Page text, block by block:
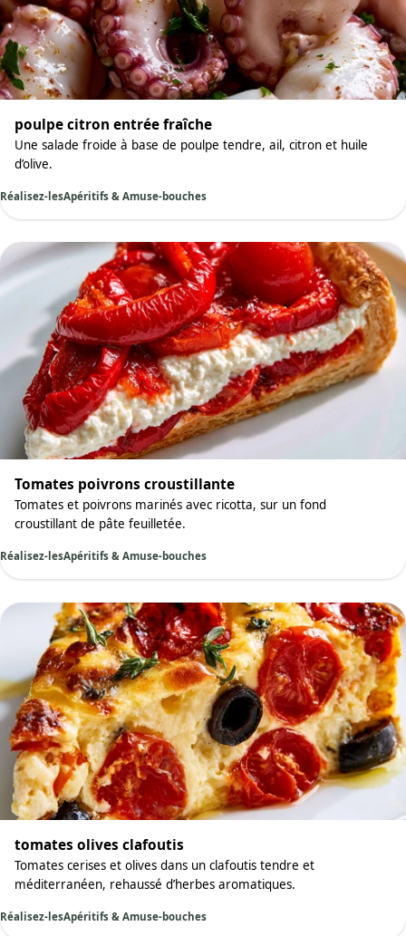
poulpe citron entrée fraîche
Une salade froide à base de poulpe tendre, ail, citron et huile
d’olive.
Réalisez-lesApéritifs & Amuse-bouches
Tomates poivrons croustillante
Tomates et poivrons marinés avec ricotta, sur un fond
croustillant de pâte feuilletée.
Réalisez-lesApéritifs & Amuse-bouches
tomates olives clafoutis
Tomates cerises et olives dans un clafoutis tendre et
méditerranéen, rehaussé d’herbes aromatiques.
Réalisez-lesApéritifs & Amuse-bouches